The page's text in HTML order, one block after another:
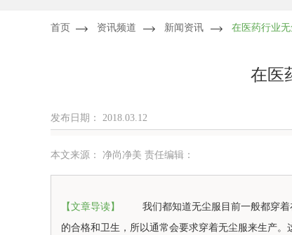
首页 资讯频道 新闻资讯 在医药行业
在医
发布日期： 2018.03.12
本文来源： 净尚净美 责任编辑：
【文章导读】
我们都知道无尘服目前一般都穿
的合格和卫生，所以通常会要求穿着无尘服来生产